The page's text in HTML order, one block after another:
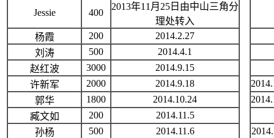
Jessie 400
2013年11月25日由中山三角分
理处转入
杨霞
200
2014.2.27
刘涛
500
2014.4.1
赵红波
3000
2014.9.15
许新军
2000 2014.9.18
郭华
1800 2014.10.24
臧文如
200
2014.11.5
孙杨
500 2014.11.6